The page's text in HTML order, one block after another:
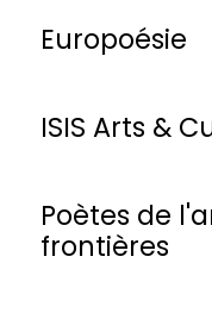
Europoésie
ISIS Arts &
Poètes de
frontières